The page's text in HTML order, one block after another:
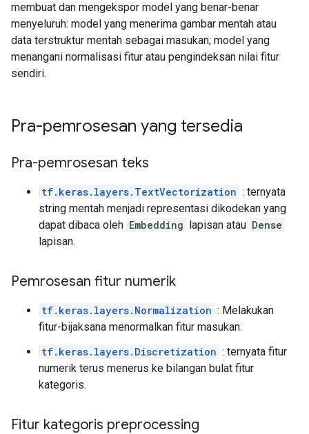
membuat dan mengekspor model yang benar-benar
menyeluruh: model yang menerima gambar mentah atau
data terstruktur mentah sebagai masukan; model yang
menangani normalisasi fitur atau pengindeksan nilai fitur
sendiri.
Pra-pemrosesan yang tersedia
Pra-pemrosesan teks
tf.keras.layers.TextVectorization : ternyata
string mentah menjadi representasi dikodekan yang
dapat dibaca oleh Embedding lapisan atau Dense
lapisan.
Pemrosesan fitur numerik
tf.keras.layers.Normalization : Melakukan
fitur-bijaksana menormalkan fitur masukan.
tf.keras.layers.Discretization : ternyata fitur
numerik terus menerus ke bilangan bulat fitur
kategoris.
Fitur kategoris preprocessing